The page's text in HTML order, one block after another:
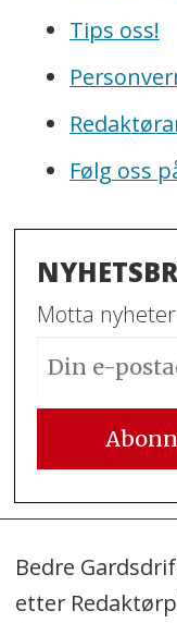
Tips oss!
Følg oss
Motta
Bedre
etter